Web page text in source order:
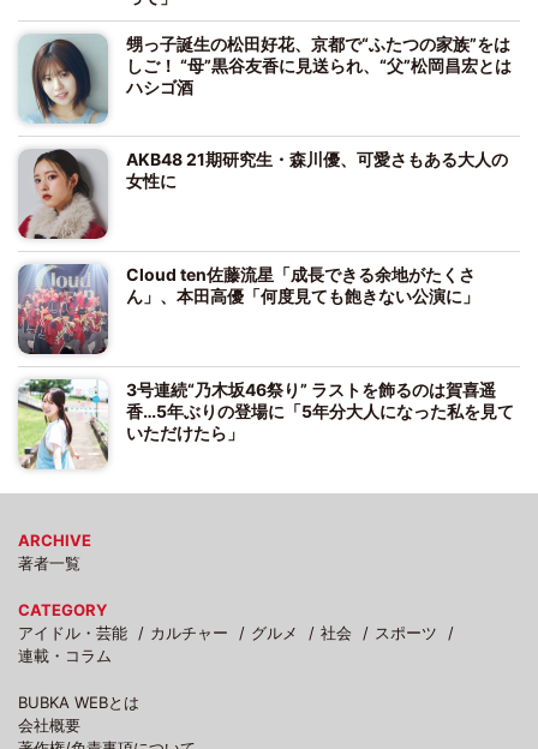
甥っ子誕生の松田好花、京都で“ふたつの家族”をは
しご！ “母”黒谷友香に見送られ、“父”松岡昌宏とは
ハシゴ酒
AKB48 21期研究生・森川優、可愛さもある大人の
女性に
Cloud ten佐藤流星「成長できる余地がたくさ
ん」、本田高優「何度見ても飽きない公演に」
3号連続“乃木坂46祭り” ラストを飾るのは賀喜遥
香…5年ぶりの登場に「5年分大人になった私を見て
いただけたら」
ARCHIVE
著者一覧
CATEGORY
アイドル・芸能
カルチャー グルメ 社会
スポーツ
連載・コラム
BUBKA WEBとは
会社概要